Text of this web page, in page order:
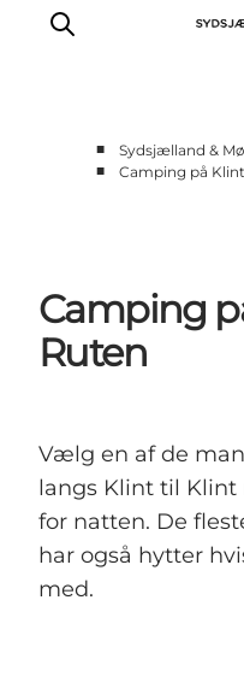
Spis
Overnat
Planlæg din tur
■
Sydsjælland &
■
Camping på
Camping
Ruten
Vælg en af de
langs Klint til
for natten. De
har også hytter
med.